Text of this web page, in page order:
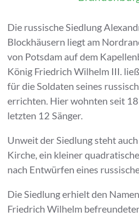
Die russische Siedlung
Blockhäusern liegt am
von Potsdam auf dem
König Friedrich Wilhelm III.
für die Soldaten seines
errichten. Hier wohnten seit
letzten 12 Sänger.
Unweit der Siedlung steht
Kirche, ein kleiner
nach Entwürfen eines
Die Siedlung erhielt den
Friedrich Wilhelm